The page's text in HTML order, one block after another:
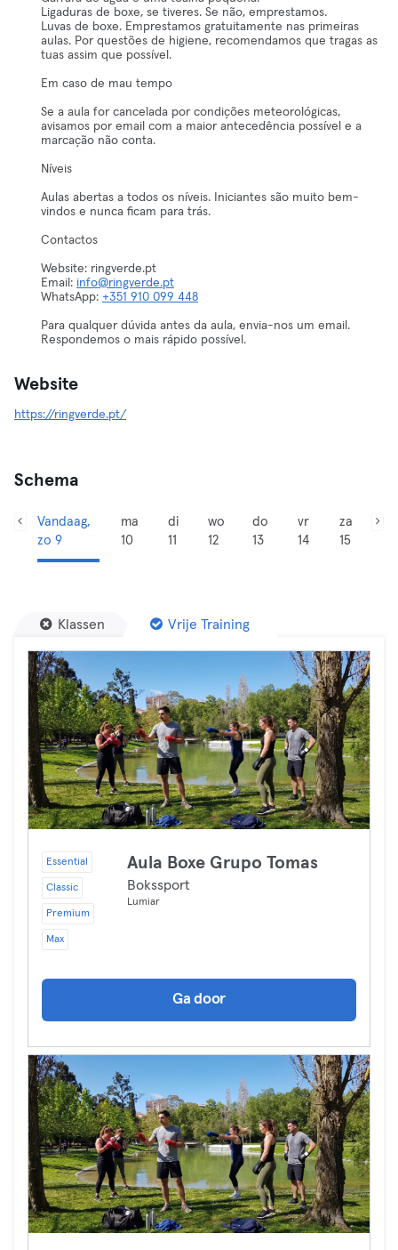
Ligaduras de boxe, se tiveres. Se não, emprestamos.
Luvas de boxe. Emprestamos gratuitamente nas primeiras
aulas. Por questões de higiene, recomendamos que tragas as
tuas assim que possível.
Em caso de mau tempo
Se a aula for cancelada por condições meteorológicas,
avisamos por email com a maior antecedência possível e a
marcação não conta.
Níveis
Aulas abertas a todos os níveis. Iniciantes são muito bem-
vindos e nunca ficam para trás.
Contactos
Website: ringverde.pt
Email: info@ringverde.pt
WhatsApp: +351 910 099 448
Para qualquer dúvida antes da aula, envia-nos um email.
Respondemos o mais rápido possível.
Website
https://ringverde.pt/
Schema
Vandaag,
zo 9
ma
10
di
11
wo
12
do
13
vr
14
za
15
Klassen Vrije Training
Essential
Classic
Premium
Max
Aula Boxe Grupo Tomas
Bokssport
Lumiar
Ga door